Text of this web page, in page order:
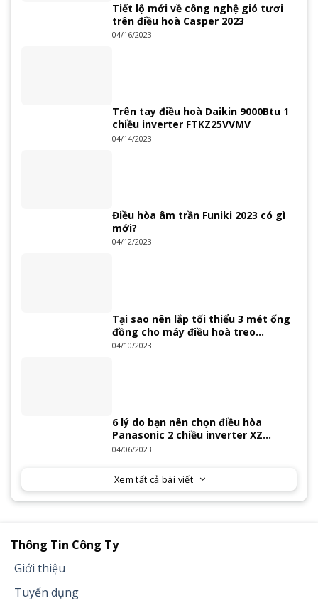
Tiết lộ mới về công nghệ gió tươi
trên điều hoà Casper 2023
04/16/2023
Trên tay điều hoà Daikin 9000Btu 1
chiều inverter FTKZ25VVMV
04/14/2023
Điều hòa âm trần Funiki 2023 có gì
mới?
04/12/2023
Tại sao nên lắp tối thiểu 3 mét ống
đồng cho máy điều hoà treo
tường?
04/10/2023
6 lý do bạn nên chọn điều hòa
Panasonic 2 chiều inverter XZ
Series 2023
04/06/2023
Xem tất cả bài viết
Thông Tin Công Ty
Giới thiệu
Tuyển dụng